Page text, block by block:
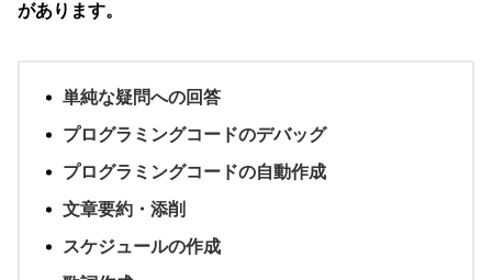
があります。
単純な疑問への回答
プログラミングコードのデバッグ
プログラミングコードの自動作成
文章要約・添削
スケジュールの作成